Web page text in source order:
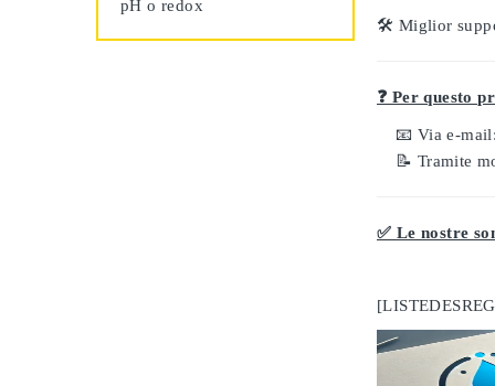
pH o redox
🛠️ Miglior
❓ Per questo
📧 Via e-
📝 Tramite
✅ Le nostre